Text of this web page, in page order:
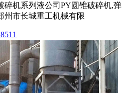
碎机系列液公司PY圆锥破碎机,弹
州市长城重工机械有限